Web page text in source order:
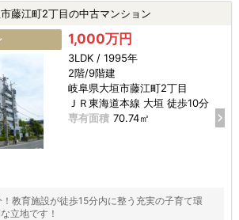
藤江町2丁目の中古マンション
1,000万円
3LDK / 1995年
2階/9階建
岐阜県大垣市藤江町2丁目
ＪＲ東海道本線 大垣 徒歩10分
専有面積 70.74㎡
教育施設が徒歩15分内に整う充実の子育て環
立地です！